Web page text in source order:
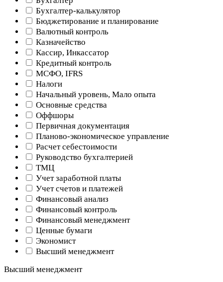
Бухгалтер-калькулятор
Бюджетирование и планирование
Валютный контроль
Казначейство
Кассир, Инкассатор
Кредитный контроль
МСФО, IFRS
Налоги
Начальный уровень, Мало опыта
Основные средства
Оффшоры
Первичная документация
Планово-экономическое управление
Расчет себестоимости
Руководство бухгалтерией
ТМЦ
Учет заработной платы
Учет счетов и платежей
Финансовый анализ
Финансовый контроль
Финансовый менеджмент
Ценные бумаги
Экономист
Высший менеджмент
Высший менеджмент